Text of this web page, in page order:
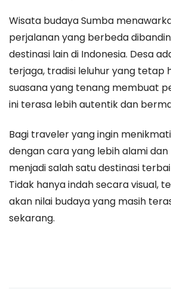
Wisata budaya Sumba
perjalanan yang berbeda
destinasi lain di Indonesia. Desa
terjaga, tradisi leluhur yang tetap
suasana yang tenang membuat
ini terasa lebih autentik dan
Bagi traveler yang ingin
dengan cara yang lebih alami dan
menjadi salah satu destinasi
Tidak hanya indah secara visual,
akan nilai budaya yang masih
sekarang.